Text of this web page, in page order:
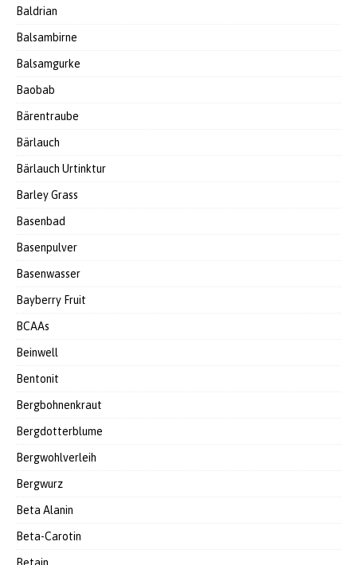
Baldrian
Balsambirne
Balsamgurke
Baobab
Bärentraube
Bärlauch
Bärlauch Urtinktur
Barley Grass
Basenbad
Basenpulver
Basenwasser
Bayberry Fruit
BCAAs
Beinwell
Bentonit
Bergbohnenkraut
Bergdotterblume
Bergwohlverleih
Bergwurz
Beta Alanin
Beta-Carotin